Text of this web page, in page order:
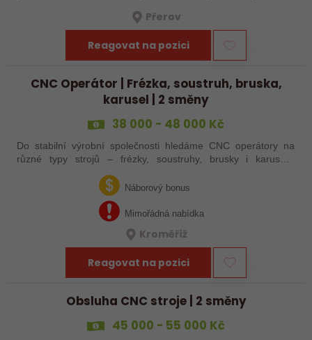
Přerov
Reagovat na pozici
CNC Operátor | Frézka, soustruh, bruska,
karusel | 2 směny
38 000 - 48 000 Kč
Do stabilní výrobní společnosti hledáme CNC operátory na
různé typy strojů – frézky, soustruhy, brusky i karusely.
Uplatnění u nás najdou zkušení obráběči i absolventi
technických oborů, kteří se…Náborový bonus
Mimořádná nabídka
Kroměříž
Reagovat na pozici
Obsluha CNC stroje | 2 směny
45 000 - 55 000 Kč